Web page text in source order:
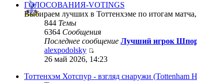
ГОЛОСОВАНИЯ-VOTINGS
Выбираем лучших в Тоттенхэме по итогам матча,
844 Темы
6364 Сообщения
Последнее сообщение Лучший игрок Шпор
alexpodolsky
26 май 2026, 14:23
Тоттенхэм Хотспур - взгляд снаружи (Tottenham